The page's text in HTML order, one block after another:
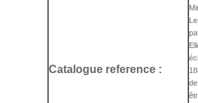
Catalogue reference :